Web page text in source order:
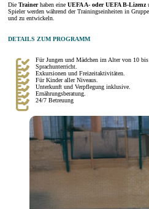
Die Trainerhaben eine UEFA A- oder UEFA B-Lizenz
Spieler werden während der Trainingseinheiten in
und zu entwickeln.
DETAILS ZUM PROGRAMM
Für Jungen und Mädchen im Alter von 10 bis
Sprachunterricht.
Exkursionen und Freizeitaktivitäten.
Für Kinder aller Niveaus.
Unterkunft und Verpflegung inklusive.
Ernährungsberatung.
24/7 Betreuung